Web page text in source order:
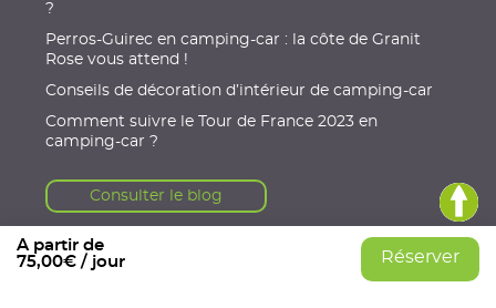
A partir de
75,00€ / jour
Réserver
?
Perros-Guirec en camping-car : la côte de Granit
Rose vous attend !
Conseils de décoration d’intérieur de camping-car
Comment suivre le Tour de France 2023 en
camping-car ?
Consulter le blog
Conditions Générales|